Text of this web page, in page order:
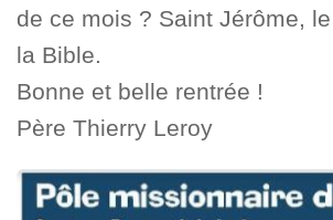
de ce mois ? Saint Jérôme,
la Bible.
Bonne et belle rentrée !
Père Thierry Leroy